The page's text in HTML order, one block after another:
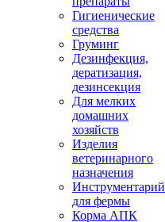
Гигиенические
средства
Груминг
Дезинфекция,
дератизация,
дезинсекция
Для мелких
домашних
хозяйств
Изделия
ветеринарного
назначения
Инструментарий
для фермы
Корма АПК